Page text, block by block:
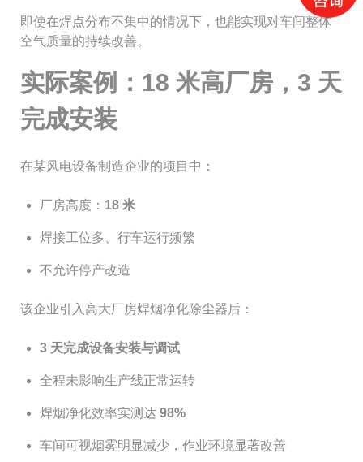
即使在焊点分布不集中的情况下，也能实现对车间整体
空气质量的持续改善。
实际案例：18 米高厂房，3 天
完成安装
在某风电设备制造企业的项目中：
厂房高度： 18 米
焊接工位多、行车运行频繁
不允许停产改造
该企业引入高大厂房焊烟净化除尘器后：
3 天完成设备安装与调试
全程未影响生产线正常运转
焊烟净化效率实测达 98%
车间可视烟雾明显减少，作业环境显著改善